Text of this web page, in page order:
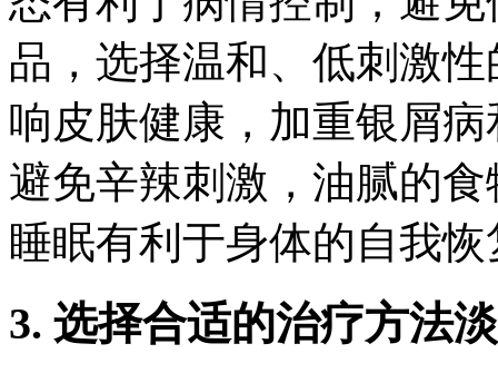
品，选择温和、低刺激
响皮肤健康，加重银屑
避免辛辣刺激，油腻的
睡眠有利于身体的自我恢
3. 选择合适的治疗方法